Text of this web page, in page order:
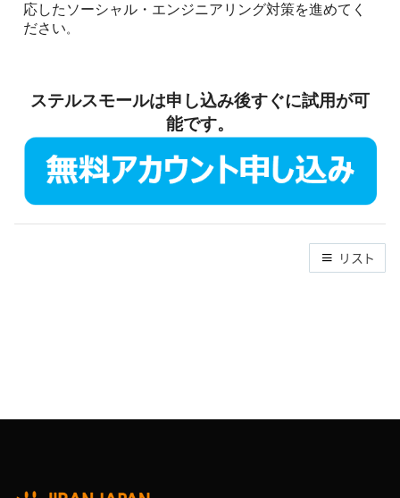
応したソーシャル・エンジニアリング対策を進めてく
ださい。
ステルスモールは申し込み後すぐに試用が可
能です。
リスト